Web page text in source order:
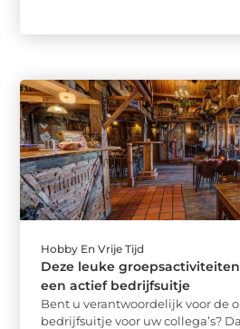
Hobby En Vrije Tijd
Deze leuke
een actief bedrijfsuitje
Bent u verantwoordelijk voor de
bedrijfsuitje voor uw collega’s?